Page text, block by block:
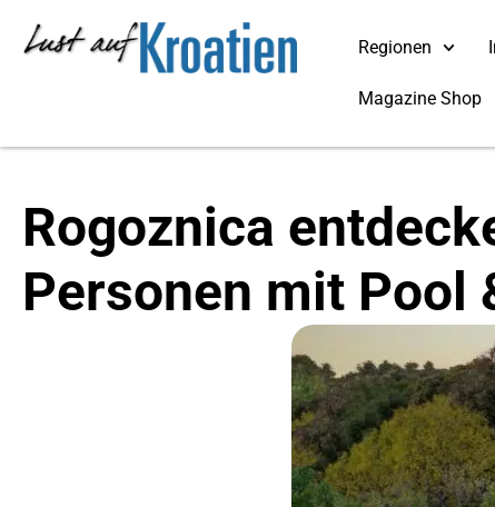
Regionen
Magazine Shop
Rogoznica
Personen mit Pool